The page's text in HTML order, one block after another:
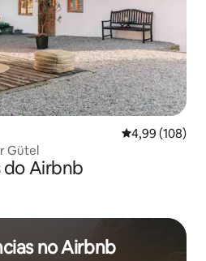
4,99 de uma
4,99 (108)
Gütel
do Airbnb
no Airbnb